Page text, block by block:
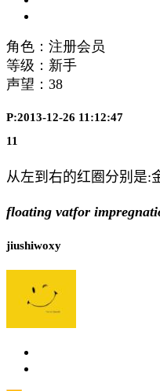
角色：注册会员
等级：新手
声望： 38
P:2013-12-26 11:12:47
11
从左到右的红圈分别是:
floating vatfor
jiushiwoxy